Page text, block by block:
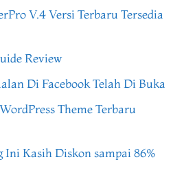
V.4 Versi Terbaru Tersedia
Review
Di Facebook Telah Di Buka
Theme Terbaru
Kasih Diskon sampai 86%